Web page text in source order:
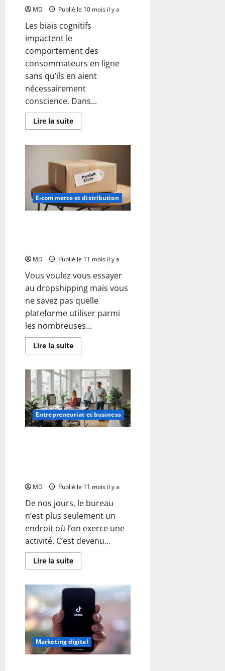
sortir
MD Publié le 10 mois il y a
Les biais cognitifs
impactent le
comportement des
consommateurs en ligne
sans qu’ils en aient
nécessairement
conscience. Dans...
Lire la suiteEn
savoir
biais
cognitifs
en
e-
commerce
pour
mieux
vendre
E-commerce et distribution
MD Publié le 11 mois il y a
Vous voulez vous essayer
au dropshipping mais vous
ne savez pas quelle
plateforme utiliser parmi
les nombreuses...
Lire la suiteEn
savoir
Dropshipping
sur
Amazon
:
le
guide
complet
pour
bien
Entrepreneuriat et business
MD Publié le 11 mois il y a
De nos jours, le bureau
n’est plus seulement un
endroit où l’on exerce une
activité. C’est devenu...
Lire la suiteEn
savoir
Environnement
sain
:
et
santé
mentale
Marketing digital